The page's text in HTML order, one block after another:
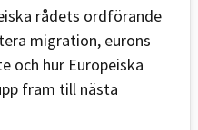
rådets ordförande
migration, eurons
och hur Europeiska
fram till nästa